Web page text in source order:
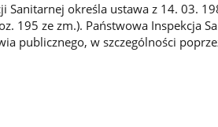
Sanitarnej określa ustawa z 14. 03.
195 ze zm.). Państwowa Inspekcja
publicznego, w szczególności